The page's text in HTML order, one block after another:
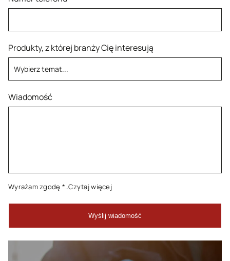
Produkty, z której branży Cię interesują
Wiadomość
Wyrażam zgodę *..Czytaj więcej